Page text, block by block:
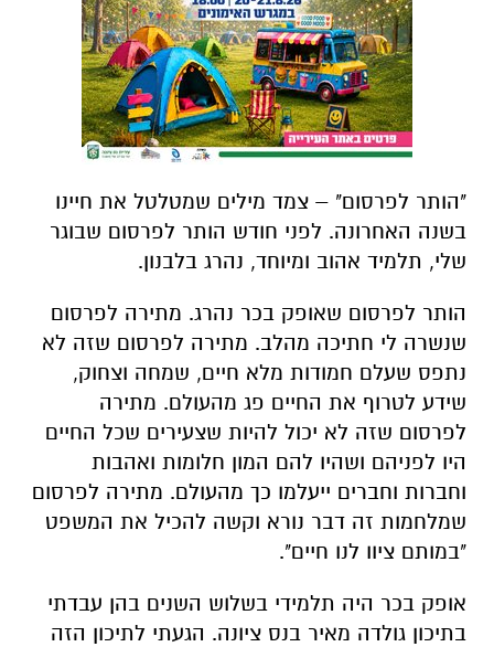
"הותר לפרסום" – צמד מילים שמטלטל את חיינו
בשנה האחרונה. לפני חודש הותר לפרסום שבוגר
שלי, תלמיד אהוב ומיוחד, נהרג בלבנון.
הותר לפרסום שאופק בכר נהרג. מתירה לפרסום
שנשרה לי חתיכה מהלב. מתירה לפרסום שזה לא
נתפס שעלם חמודות מלא חיים, שמחה וצחוק,
שידע לטרוף את החיים פג מהעולם. מתירה
לפרסום שזה לא יכול להיות שצעירים שכל החיים
היו לפניהם ושהיו להם המון חלומות ואהבות
וחברות וחברים ייעלמו כך מהעולם. מתירה לפרסום
שמלחמות זה דבר נורא וקשה להכיל את המשפט
"במותם ציוו לנו חיים".
אופק בכר היה תלמידי בשלוש השנים בהן עבדתי
בתיכון גולדה מאיר בנס ציונה. הגעתי לתיכון הזה